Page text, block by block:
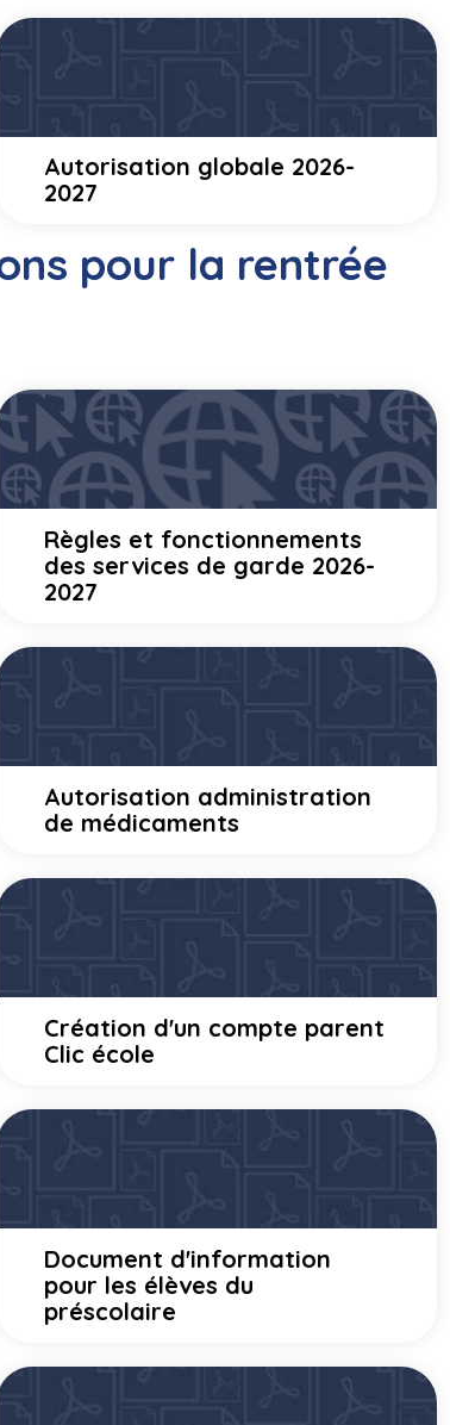
Autorisation globale 2026-
2027
pour la rentrée
Règles et fonctionnements
des services de garde 2026-
2027
Autorisation administration
de médicaments
Création d'un compte parent
Clic école
Document d'information
pour les élèves du
préscolaire